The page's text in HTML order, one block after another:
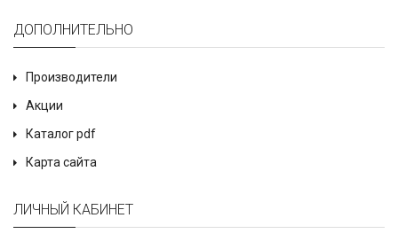
ДОПОЛНИТЕЛЬНО
Производители
Акции
Каталог pdf
Карта сайта
ЛИЧНЫЙ КАБИНЕТ